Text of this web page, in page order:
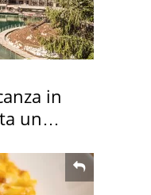
in
un